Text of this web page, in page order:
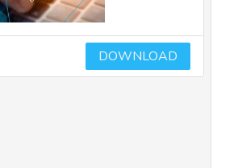
DOWNLOAD